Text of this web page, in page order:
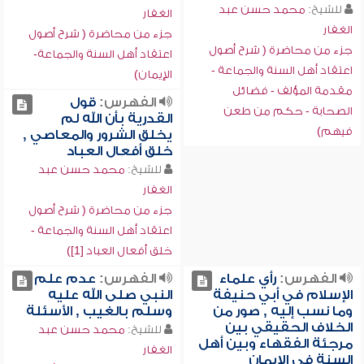
للشيخ: محمد حسن عبد
الغفار
جزء من محاضرة ( شرح أصول
اعتقاد أهل السنة والجماعة -
مقدمة المؤلف - فضائل
الصحابة - حكم من طعن
فيهم)
الغفار
جزء من محاضرة ( شرح أصول
اعتقاد أهل السنة والجماعة-
الإيمان)
الفهرس:قول
القدرية بأن الله لم
يخلق الشرور والمعاصي ,
خلق أفعال العباد
للشيخ: محمد حسن عبد
الغفار
جزء من محاضرة ( شرح أصول
اعتقاد أهل السنة والجماعة -
خلق أفعال العباد [1])
الفهرس:رأي علماء
الإسلام في أبي حنيفة
وما نسب إليه , صور من
الخلاف الحقيقي بين
مرجئة الفقهاء وبين أهل
السنة في الإيمان
الفهرس: عدم علم
النبي صلى الله عليه
وسلم بالغيب , الأسئلة
للشيخ: محمد حسن عبد
الغفار